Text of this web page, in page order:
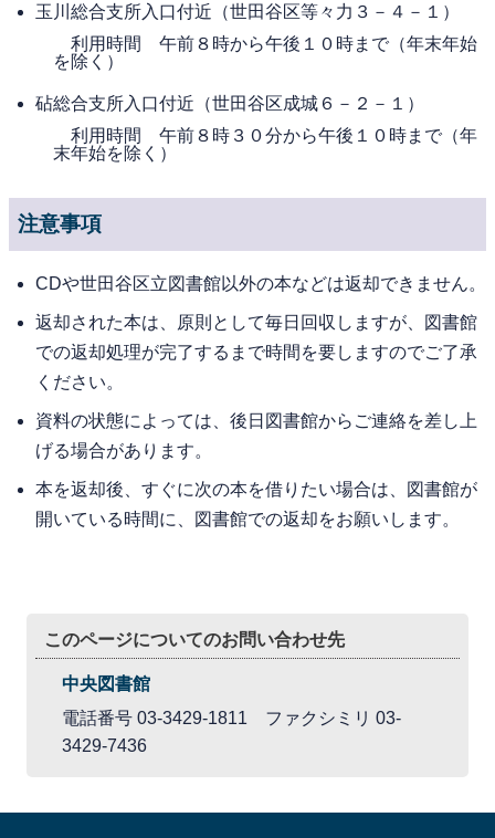
玉川総合支所入口付近（世田谷区等々力３－４－１）
利用時間 午前８時から午後１０時まで（年末年始
を除く）
砧総合支所入口付近（世田谷区成城６－２－１）
利用時間 午前８時３０分から午後１０時まで（年
末年始を除く）
注意事項
CDや世田谷区立図書館以外の本などは返却できません。
返却された本は、原則として毎日回収しますが、図書館
での返却処理が完了するまで時間を要しますのでご了承
ください。
資料の状態によっては、後日図書館からご連絡を差し上
げる場合があります。
本を返却後、すぐに次の本を借りたい場合は、図書館が
開いている時間に、図書館での返却をお願いします。
このページについてのお問い合わせ先
中央図書館
電話番号 03-3429-1811 ファクシミリ 03-
3429-7436